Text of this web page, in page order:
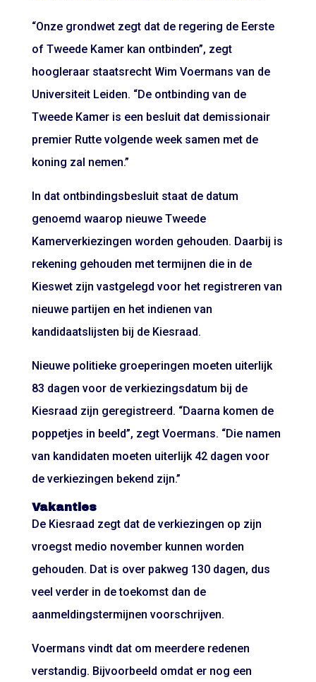
“Onze grondwet zegt dat de regering de Eerste
of Tweede Kamer kan ontbinden”, zegt
hoogleraar staatsrecht Wim Voermans van de
Universiteit Leiden. “De ontbinding van de
Tweede Kamer is een besluit dat demissionair
premier Rutte volgende week samen met de
koning zal nemen.”
In dat ontbindingsbesluit staat de datum
genoemd waarop nieuwe Tweede
Kamerverkiezingen worden gehouden. Daarbij is
rekening gehouden met termijnen die in de
Kieswet zijn vastgelegd voor het registreren van
nieuwe partijen en het indienen van
kandidaatslijsten bij de Kiesraad.
Nieuwe politieke groeperingen moeten uiterlijk
83 dagen voor de verkiezingsdatum bij de
Kiesraad zijn geregistreerd. “Daarna komen de
poppetjes in beeld”, zegt Voermans. “Die namen
van kandidaten moeten uiterlijk 42 dagen voor
de verkiezingen bekend zijn.”
Vakanties
De Kiesraad zegt dat de verkiezingen op zijn
vroegst medio november kunnen worden
gehouden. Dat is over pakweg 130 dagen, dus
veel verder in de toekomst dan de
aanmeldingstermijnen voorschrijven.
Voermans vindt dat om meerdere redenen
verstandig. Bijvoorbeeld omdat er nog een